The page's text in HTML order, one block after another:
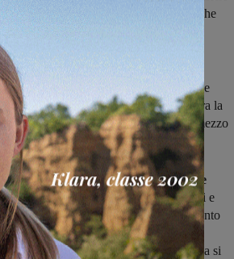
del percorso di reindustrializzazione che
ha deciso di non sottoscrivere.
due fronti. Da una parte la
di oltre cento persone, con competenze
intorno ai cinquanta anni; dall'altra la
figlinese, una potenziale bomba in mezzo
una seria bonifica.
anche il presidente della Regione
"Noi abbiamo avuto incontri molto duri e
sconcertato dal'atteggiamento
confrontato con la sindaca Mugnai
sito, perché nel momento in cui si ferma si